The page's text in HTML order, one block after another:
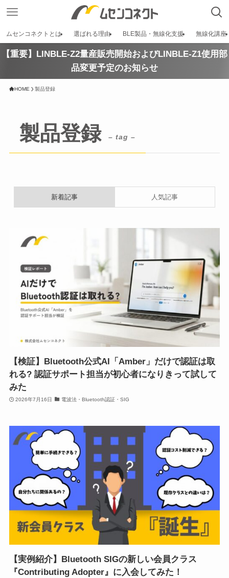
ムセンコネクトとは 選ばれる理由 BLE製品・無線化支援 無線化講座
【重要】LINBLE-Z2量産販売開始およびLINBLE-Z1使用部
品変更予定のお知らせ
HOME 製品登録
製品登録 – tag –
新着記事 人気記事
【検証】Bluetooth公式AI「Amber」だけで認証は取
れる? 認証サポート担当が初心者になりきって試して
みた
2026年7月16日 電波法・Bluetooth認証・SIG
【実例紹介】Bluetooth SIGの新しい会員クラス
『Contributing Adopter』に入会してみた！